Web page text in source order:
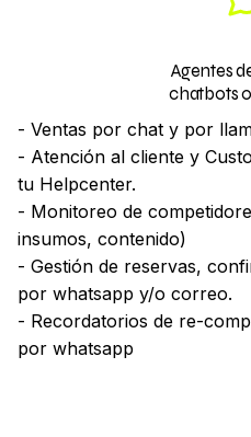
Agentes
chatbots
- Ventas por chat y por
- Atención al cliente y
tu Helpcenter.
- Monitoreo de
insumos, contenido)
- Gestión de reservas,
por whatsapp y/o correo.
- Recordatorios de re-
por whatsapp